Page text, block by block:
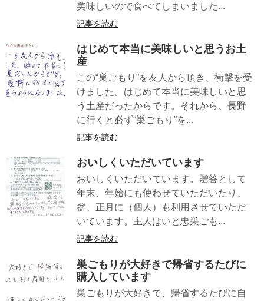
美味しいので食べてしまいました...
記事を読む
はじめて本当に美味しいと思うお土
産
この“巣ごもり”を友人から頂き、衝撃を受
けました。はじめて本当に美味しいと思
う土産だったからです。それから、長野
に行くと必ず“巣ごもり”を...
記事を読む
おいしくいただいています
おいしくいただいています。贈答として
年末、年始にも使わせていただいたり、
盆、正月に（個人）も利用させていただ
いています。主人はいと忠巣ごも...
記事を読む
巣ごもりが大好きで帰省するたびに
購入しています
巣ごもりが大好きで、帰省するたびに自